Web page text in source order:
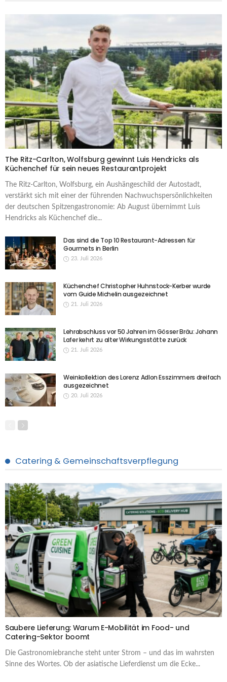
The Ritz-Carlton, Wolfsburg gewinnt Luis Hendricks als
Küchenchef für sein neues Restaurantprojekt
The Ritz-Carlton, Wolfsburg, ein Aushängeschild der Autostadt,
verstärkt sich mit einer der führenden Nachwuchspersönlichkeiten
der deutschen Spitzengastronomie: Ab August übernimmt Luis
Hendricks als Küchenchef die...
Das sind die Top 10 Restaurant-Adressen für
Gourmets in Berlin
23. Juli 2026
Küchenchef Christopher Huhnstock-Kerber wurde
vom Guide Michelin ausgezeichnet
21. Juli 2026
Lehrabschluss vor 50 Jahren im Gösser Bräu: Johann
Lafer kehrt zu alter Wirkungsstätte zurück
21. Juli 2026
Weinkollektion des Lorenz Adlon Esszimmers dreifach
ausgezeichnet
20. Juli 2026
Catering & Gemeinschaftsverpflegung
Saubere Lieferung: Warum E-Mobilität im Food- und
Catering-Sektor boomt
Die Gastronomiebranche steht unter Strom – und das im wahrsten
Sinne des Wortes. Ob der asiatische Lieferdienst um die Ecke...